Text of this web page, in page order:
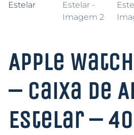
Apple Watch
– Caixa de
Estelar –